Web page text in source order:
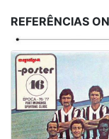
REFERÊNCIAS